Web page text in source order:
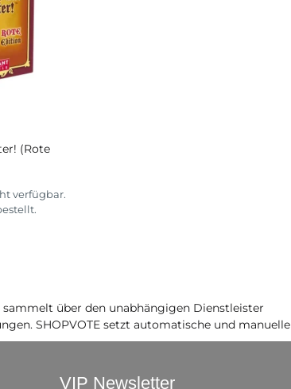
(Rote
verfügbar.
über den unabhängigen Dienstleister
SHOPVOTE setzt automatische und manuelle
VIP Newsletter